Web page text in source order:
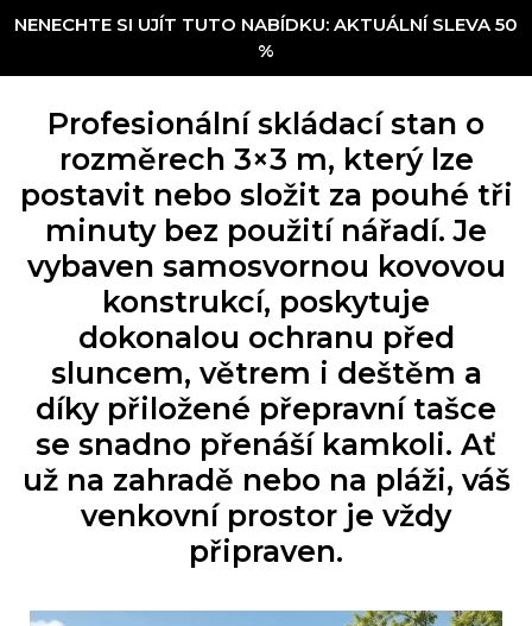
NENECHTE SI UJÍT TUTO NABÍDKU: AKTUÁLNÍ SLEVA 50
%
Profesionální skládací stan o
rozměrech 3×3 m, který lze
postavit nebo složit za pouhé tři
minuty bez použití nářadí. Je
vybaven samosvornou kovovou
konstrukcí, poskytuje
dokonalou ochranu před
sluncem, větrem i deštěm a
díky přiložené přepravní tašce
se snadno přenáší kamkoli. Ať
už na zahradě nebo na pláži, váš
venkovní prostor je vždy
připraven.